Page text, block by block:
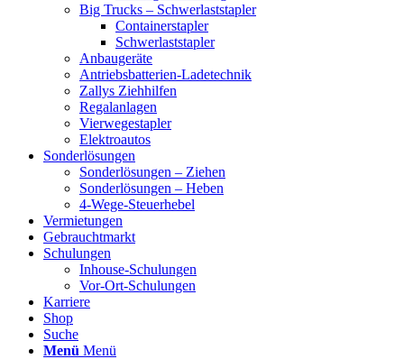
Big Trucks – Schwerlaststapler
Containerstapler
Schwerlaststapler
Anbaugeräte
Antriebsbatterien-Ladetechnik
Zallys Ziehhilfen
Regalanlagen
Vierwegestapler
Elektroautos
Sonderlösungen
Sonderlösungen – Ziehen
Sonderlösungen – Heben
4-Wege-Steuerhebel
Vermietungen
Gebrauchtmarkt
Schulungen
Inhouse-Schulungen
Vor-Ort-Schulungen
Karriere
Shop
Suche
Menü Menü